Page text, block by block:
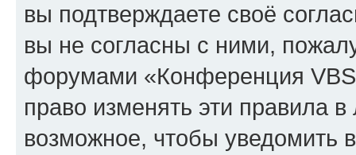
вы подтверждаете своё
вы не согласны с ними,
форумами «Конференция
право изменять эти правила
возможное, чтобы уведомить